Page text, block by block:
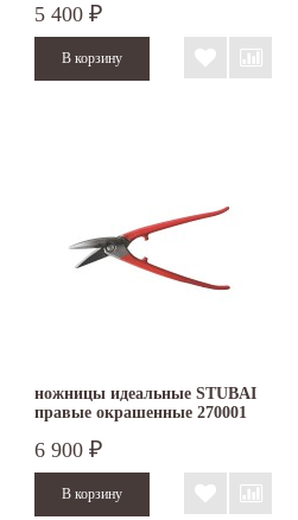
5 400 ₽
ножницы идеальные STUBAI
правые окрашенные 270001
6 900 ₽